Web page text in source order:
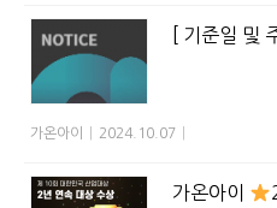
[ 기준일 및
가온아이 2024.10.07
가온아이